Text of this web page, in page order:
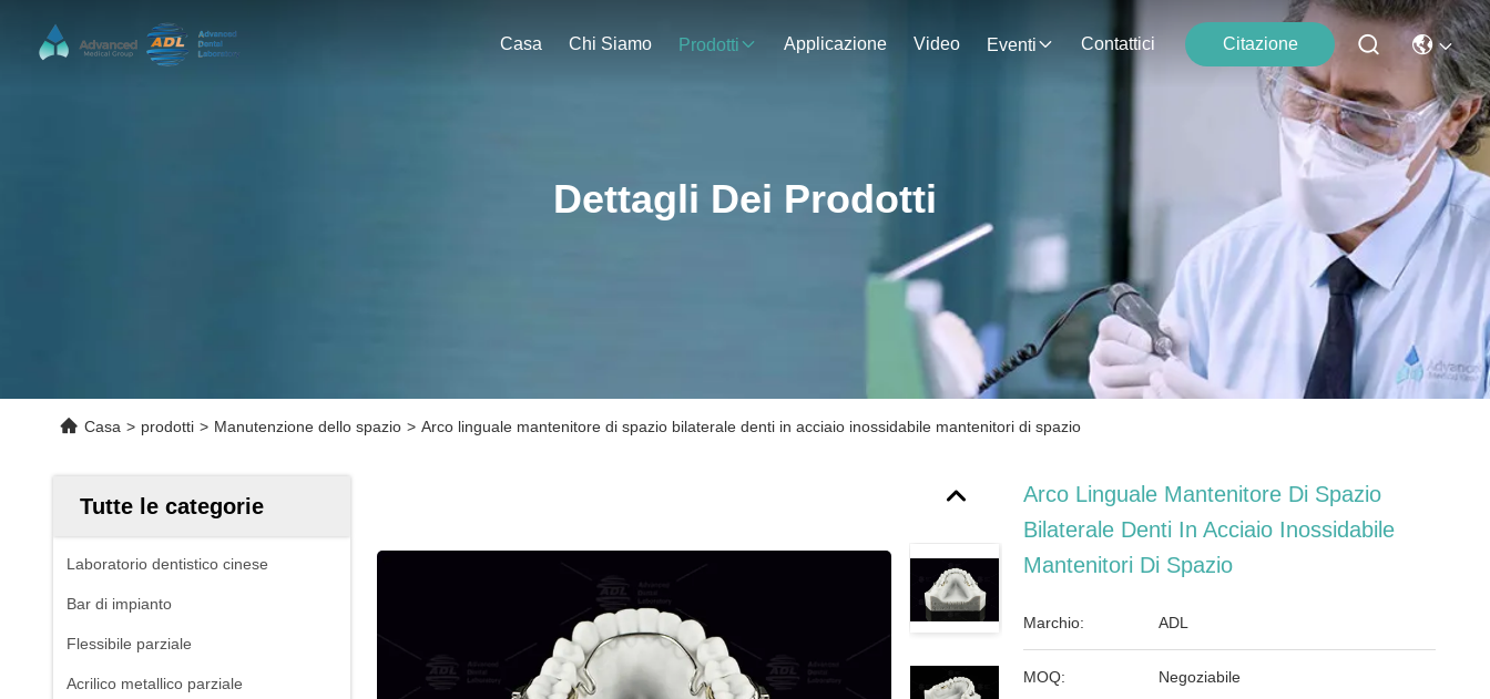
Casa Chi Siamo Prodotti Applicazione Video Eventi Contattici Citazione
Dettagli Dei Prodotti
Casa > prodotti > Manutenzione dello spazio > Arco linguale mantenitore di spazio bilaterale denti in acciaio inossidabile mantenitori di spazio
Tutte le categorie
Laboratorio dentistico cinese
Bar di impianto
Flessibile parziale
Acrilico metallico parziale
Arco Linguale Mantenitore Di Spazio
Bilaterale Denti In Acciaio Inossidabile
Mantenitori Di Spazio
Marchio: ADL
MOQ: Negoziabile